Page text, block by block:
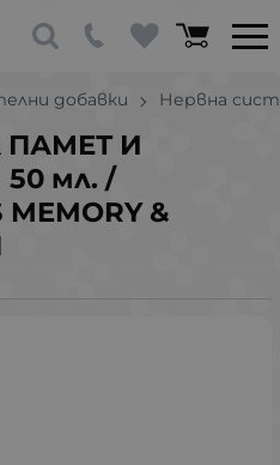
добавки Нервна
ПАМЕТ И
мл. /
MEMORY &